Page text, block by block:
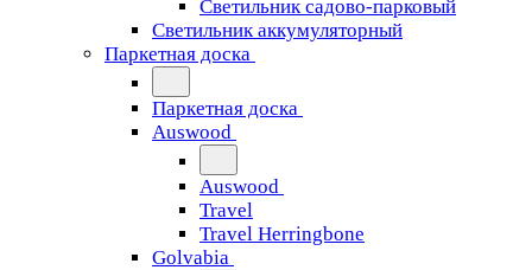
Светильник садово-парковый
Светильник аккумуляторный
Паркетная доска
Паркетная доска
Auswood
Auswood
Travel
Travel Herringbone
Golvabia